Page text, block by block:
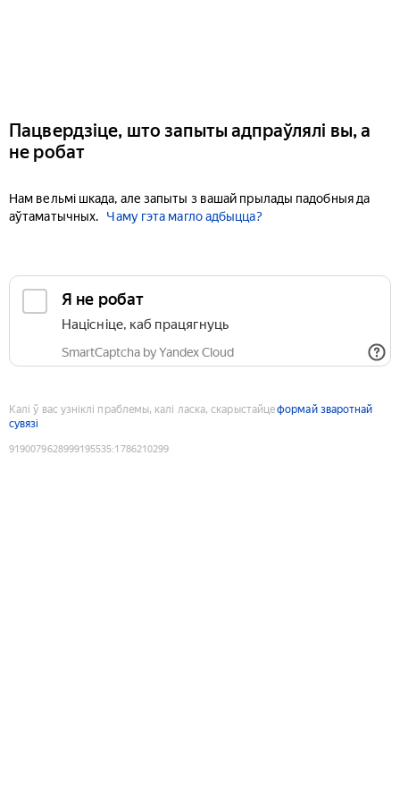
Пацвердзіце, што запыты адпраўлялі вы, а
не робат
Нам вельмі шкада, але запыты з вашай прылады падобныя да
аўтаматычных.
Чаму гэта магло адбыцца?
Я не робат
Націсніце, каб працягнуць
SmartCaptcha by Yandex Cloud
Калі ў вас узніклі праблемы, калі ласка, скарыстайцеформай зваротнай
сувязі
9190079628999195535:1786210299